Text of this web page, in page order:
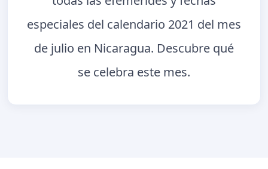
especiales del calendario 2021 del mes
de julio en Nicaragua. Descubre qué
se celebra este mes.